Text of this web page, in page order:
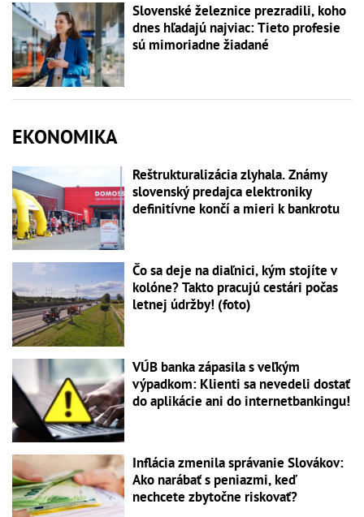
Slovenské železnice prezradili, koho
dnes hľadajú najviac: Tieto profesie
sú mimoriadne žiadané
EKONOMIKA
Reštrukturalizácia zlyhala. Známy
slovenský predajca elektroniky
definitívne končí a mieri k bankrotu
Čo sa deje na diaľnici, kým stojíte v
kolóne? Takto pracujú cestári počas
letnej údržby! (foto)
VÚB banka zápasila s veľkým
výpadkom: Klienti sa nevedeli dostať
do aplikácie ani do internetbankingu!
Inflácia zmenila správanie Slovákov:
Ako narábať s peniazmi, keď
nechcete zbytočne riskovať?